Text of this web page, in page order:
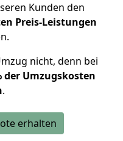
Kunden den
Preis-Leistungen
nicht, denn bei
der Umzugskosten
.
erhalten